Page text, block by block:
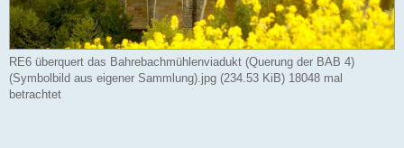
RE6 überquert das Bahrebachmühlenviadukt (Querung der BAB 4)
(Symbolbild aus eigener Sammlung).jpg (234.53 KiB) 18048 mal
betrachtet